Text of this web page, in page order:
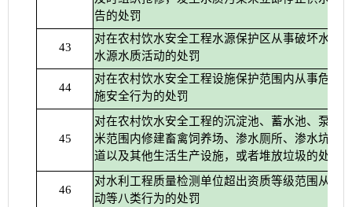
告的处罚
43
对在农村饮水安全工程水源保护区从事破坏水源
水源水质活动的处罚
44
对在农村饮水安全工程设施保护范围内从事危害
施安全行为的处罚
45
对在农村饮水安全工程的沉淀池、蓄水池、泵站
米范围内修建畜禽饲养场、渗水厕所、渗水坑、
道以及其他生活生产设施，或者堆放垃圾的处罚
46
对水利工程质量检测单位超出资质等级范围从事
动等八类行为的处罚